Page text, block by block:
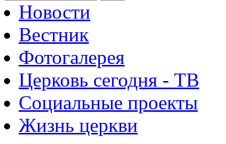
Новости
Вестник
Фотогалерея
Церковь сегодня - ТВ
Социальные проекты
Жизнь церкви